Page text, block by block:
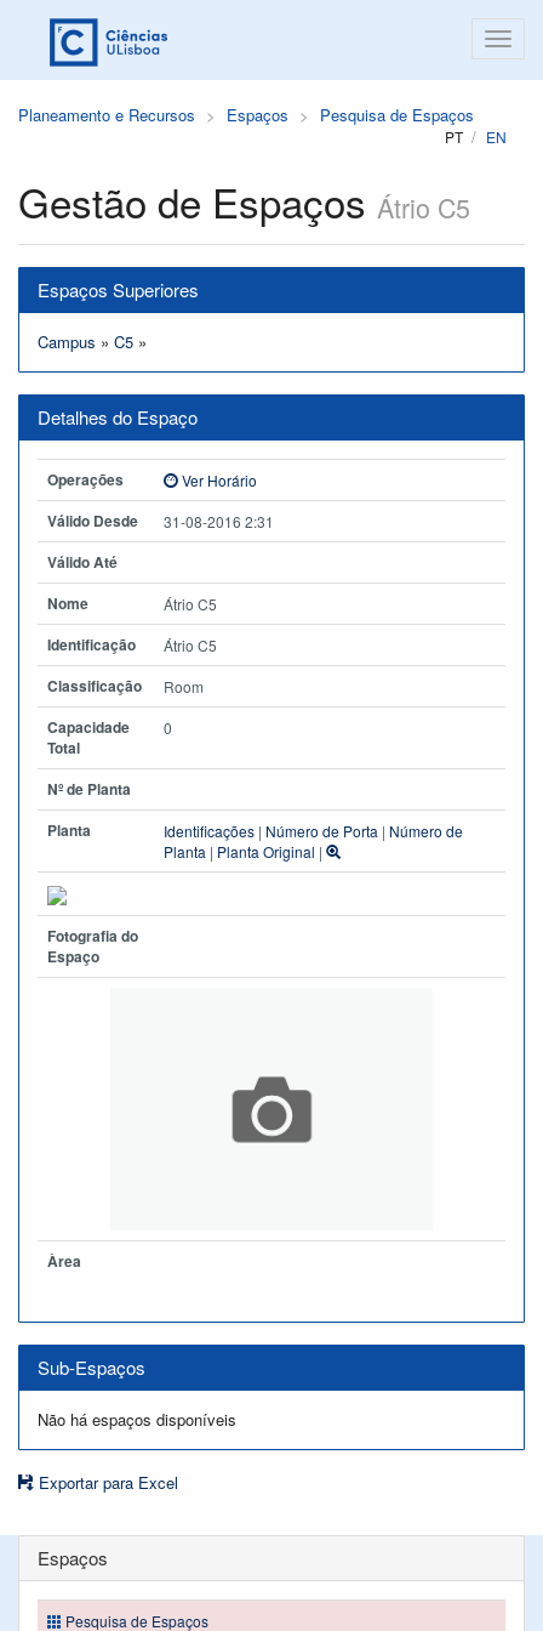
Planeamento e Recursos Espaços Pesquisa de Espaços
PT EN
Gestão de Espaços Átrio C5
Espaços Superiores
Campus » C5 »
Detalhes do Espaço
Operações Ver Horário
Válido Desde 31-08-2016 2:31
Válido Até
Nome
Átrio C5
Identificação Átrio C5
Classificação Room
Capacidade
Total
0
Nº de Planta
Planta
Identificações | Número de Porta | Número de
Planta | Planta Original |
Fotografia do
Espaço
Àrea
Sub-Espaços
Não há espaços disponíveis
Exportar para Excel
Espaços
Pesquisa de Espaços